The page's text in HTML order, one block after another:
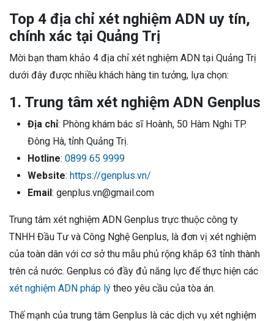
Top 4 địa chỉ xét nghiệm ADN uy tín,
chính xác tại Quảng Trị
Mời bạn tham khảo 4 địa chỉ xét nghiệm ADN tại Quảng Trị
dưới đây được nhiều khách hàng tin tưởng, lựa chọn:
1. Trung tâm xét nghiệm ADN Genplus
Địa chỉ: Phòng khám bác sĩ Hoành, 50 Hàm Nghi TP.
Đông Hà, tỉnh Quảng Trị.
Hotline: 0899 65 9999
Website: https://genplus.vn/
Email: genplus.vn@gmail.com
Trung tâm xét nghiệm ADN Genplus trực thuộc công ty
TNHH Đầu Tư và Công Nghệ Genplus, là đơn vị xét nghiệm
của toàn dân với cơ sở thu mẫu phủ rộng khắp 63 tỉnh thành
trên cả nước. Genplus có đầy đủ năng lực để thực hiện các
xét nghiệm ADN pháp lý theo yêu cầu của tòa án.
Thế mạnh của trung tâm Genplus là các dịch vụ xét nghiệm